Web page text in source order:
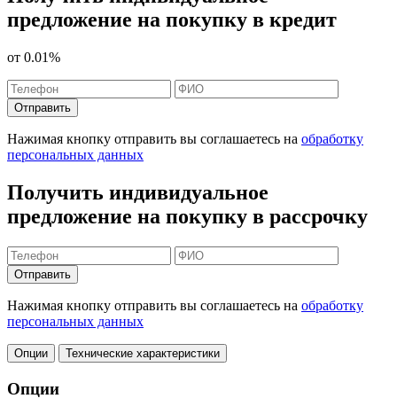
предложение на покупку в кредит
от 0.01%
Отправить
Нажимая кнопку отправить вы соглашаетесь на обработку
персональных данных
Получить индивидуальное
предложение на покупку в рассрочку
Отправить
Нажимая кнопку отправить вы соглашаетесь на обработку
персональных данных
Опции Технические характеристики
Опции